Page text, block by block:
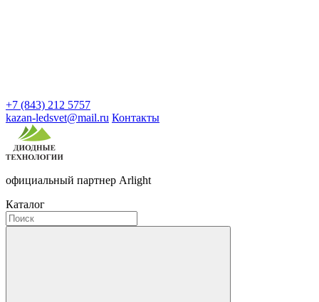
+7 (843) 212 5757
kazan-ledsvet@mail.ru Контакты
официальный партнер Arlight
Каталог